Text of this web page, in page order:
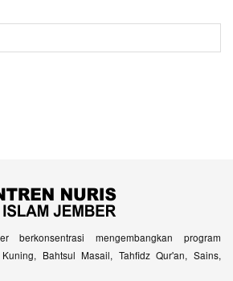
berkonsentrasi mengembangkan program
Bahtsul Masail, Tahfidz Qur'an, Sains,